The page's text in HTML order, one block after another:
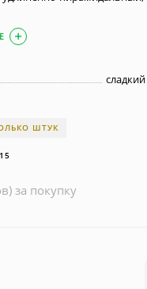
сладкий
ШТУК
за покупку